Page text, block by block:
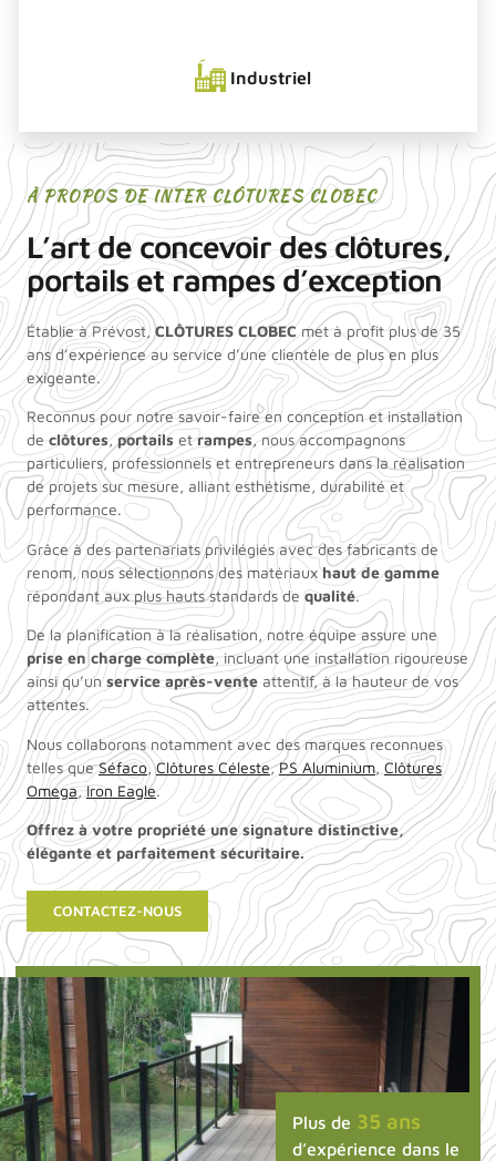
Industriel
À PROPOS DE INTER CLÔTURES CLOBEC
L’art de concevoir des clôtures,
portails et rampes d’exception
Établie à Prévost,CLÔTURES CLOBECmet à profit plus de 35
ans d’expérience au service d’une clientèle de plus en plus
exigeante.
Reconnus pour notre savoir-faire en conception et installation
de clôtures,portails etrampes, nous accompagnons
particuliers, professionnels et entrepreneurs dans la réalisation
de projets sur mesure, alliant esthétisme, durabilité et
performance.
Grâce à des partenariats privilégiés avec des fabricants de
renom, nous sélectionnons des matériauxhaut de gamme
répondant aux plus hauts standards de qualité.
De la planification à la réalisation, notre équipe assure une
prise en charge complète, incluant une installation rigoureuse
ainsi qu’unservice après-vente attentif, à la hauteur de vos
attentes.
Nous collaborons notamment avec des marques reconnues
telles queSéfaco,Clôtures Céleste,PS Aluminium, Clôtures
Omega,Iron Eagle.
Offrez à votre propriété une signature distinctive,
élégante et parfaitement sécuritaire.
CONTACTEZ-NOUS
Plus de 35 ans
d’expérience dans le